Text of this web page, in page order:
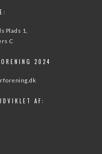
Plads 1,
C
2024
AF: